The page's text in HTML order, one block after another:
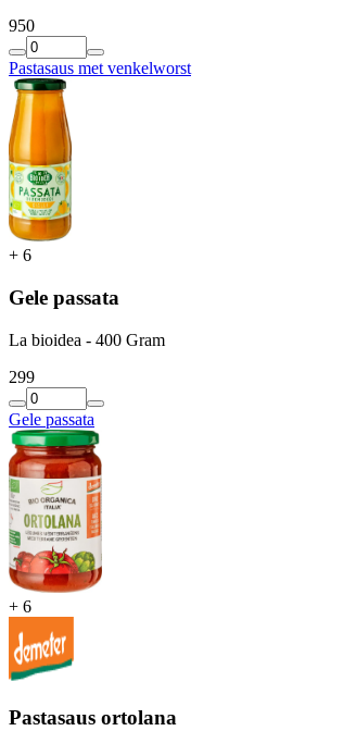
950
Pastasaus met venkelworst
+ 6
Gele passata
La bioidea - 400 Gram
299
Gele passata
+ 6
Pastasaus ortolana